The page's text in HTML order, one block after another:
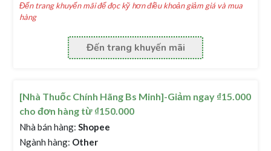
Đến trang khuyến mãi để đọc kỹ hơn điều khoản giảm giá và mua
hàng
Đến trang khuyến mãi
[Nhà Thuốc Chính Hãng Bs Minh]-Giảm ngay ₫15.000
cho đơn hàng từ ₫150.000
Nhà bán hàng: Shopee
Ngành hàng: Other